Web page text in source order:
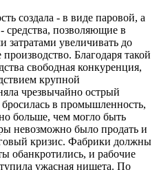
создала - в виде паровой, а
средства, позволяющие в
затратами увеличивать до
Благодаря такой
свободная конкуренция,
крупной
чрезвычайно острый
в промышленность,
больше, чем могло быть
невозможно было продать и
кризис. Фабрики должны
обанкротились, и рабочие
ужасная нищета. По